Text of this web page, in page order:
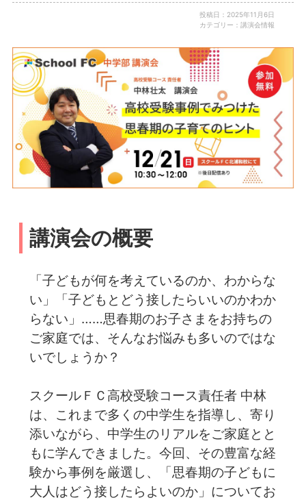
投稿日：2025年11月6日
カテゴリー：講演会情報
講演会の概要
「子どもが何を考えているのか、わからな
い」「子どもとどう接したらいいのかわか
らない」……思春期のお子さまをお持ちの
ご家庭では、そんなお悩みも多いのではな
いでしょうか？
スクールＦＣ高校受験コース責任者 中林
は、これまで多くの中学生を指導し、寄り
添いながら、中学生のリアルをご家庭とと
もに学んできました。今回、その豊富な経
験から事例を厳選し、「思春期の子どもに
大人はどう接したらよいのか」についてお